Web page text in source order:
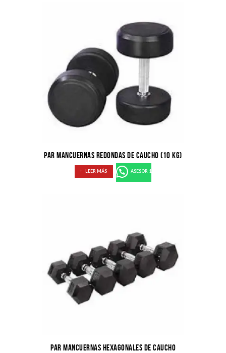
PAR MANCUERNAS REDONDAS DE CAUCHO (10 KG)
LEER MÁS ASESOR 1
PAR MANCUERNAS HEXAGONALES DE CAUCHO